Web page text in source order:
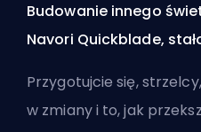
Budowanie innego
Navori Quickblade,
Przygotujcie się,
w zmiany i to, jak